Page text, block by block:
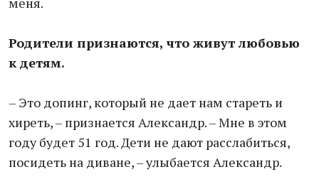
Родители признаются, что живут любовью
к детям.
– Это допинг, который не дает нам стареть и
хиреть, – признается Александр. – Мне в этом
году будет 51 год. Дети не дают расслабиться,
посидеть на диване, – улыбается Александр.